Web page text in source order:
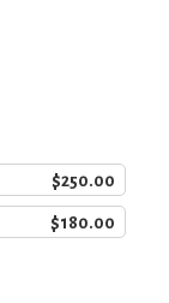
$250.00
$180.00